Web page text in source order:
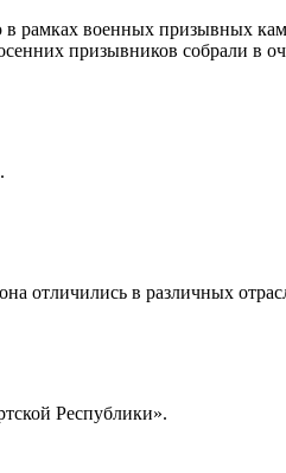
рамках военных призывных
призывников собрали в
в различных
Республики».